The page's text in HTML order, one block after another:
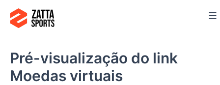
para
conteúdo
Pré-visualização do link
Moedas virtuais